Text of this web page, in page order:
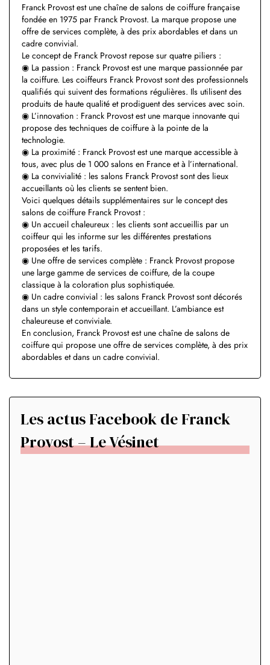
Franck Provost est une chaîne de salons de coiffure française
fondée en 1975 par Franck Provost. La marque propose une
offre de services complète, à des prix abordables et dans un
cadre convivial.
Le concept de Franck Provost repose sur quatre piliers :
◉ La passion : Franck Provost est une marque passionnée par
la coiffure. Les coiffeurs Franck Provost sont des professionnels
qualifiés qui suivent des formations régulières. Ils utilisent des
produits de haute qualité et prodiguent des services avec soin.
◉ L’innovation : Franck Provost est une marque innovante qui
propose des techniques de coiffure à la pointe de la
technologie.
◉ La proximité : Franck Provost est une marque accessible à
tous, avec plus de 1 000 salons en France et à l’international.
◉ La convivialité : les salons Franck Provost sont des lieux
accueillants où les clients se sentent bien.
Voici quelques détails supplémentaires sur le concept des
salons de coiffure Franck Provost :
◉ Un accueil chaleureux : les clients sont accueillis par un
coiffeur qui les informe sur les différentes prestations
proposées et les tarifs.
◉ Une offre de services complète : Franck Provost propose
une large gamme de services de coiffure, de la coupe
classique à la coloration plus sophistiquée.
◉ Un cadre convivial : les salons Franck Provost sont décorés
dans un style contemporain et accueillant. L’ambiance est
chaleureuse et conviviale.
En conclusion, Franck Provost est une chaîne de salons de
coiffure qui propose une offre de services complète, à des prix
abordables et dans un cadre convivial.
Les actus Facebook de Franck
Provost – Le Vésinet